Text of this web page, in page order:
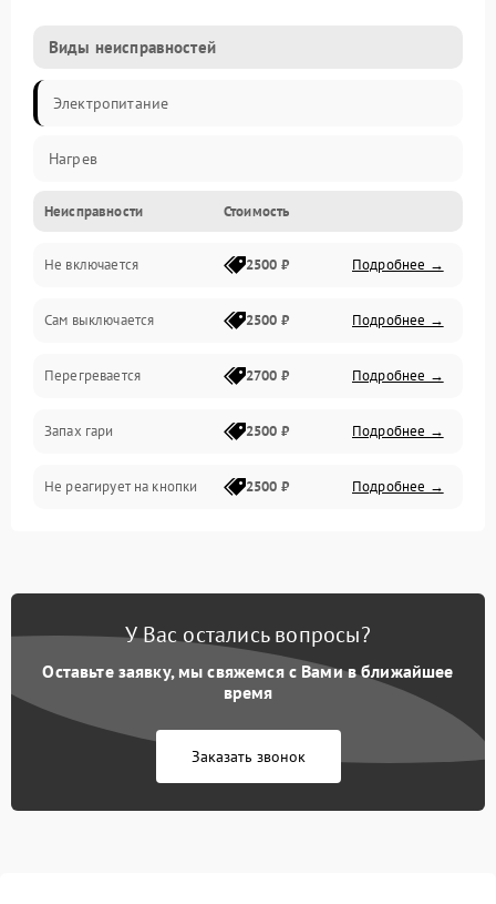
Виды неисправностей
Электропитание
Нагрев
Неисправности Стоимость
Не включается 2500 ₽ Подробнее →
Сам выключается 2500 ₽ Подробнее →
Перегревается 2700 ₽ Подробнее →
Запах гари 2500 ₽ Подробнее →
Не реагирует на кнопки 2500 ₽ Подробнее →
У Вас остались вопросы?
Оставьте заявку, мы свяжемся с Вами в ближайшее
время
Заказать звонок